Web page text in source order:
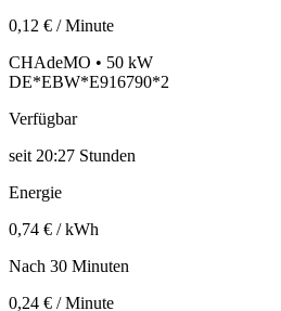
0,12 € / Minute
CHAdeMO • 50 kW
DE*EBW*E916790*2
Verfügbar
seit 20:27 Stunden
Energie
0,74 € / kWh
Nach 30 Minuten
0,24 € / Minute